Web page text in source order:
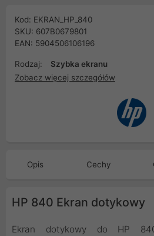
Kod: EKRAN_HP_840
SKU: 607B0679801
EAN: 5904506106196
Rodzaj:
Szybka ekranu
Zobacz więcej szczegółów
Opis Cechy
HP 840 Ekran dotykowy
Ekran dotykowy do HP